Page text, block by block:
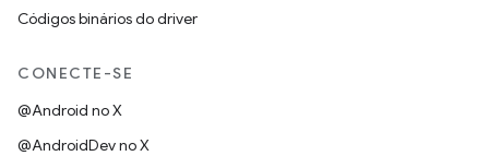
Códigos binários do driver
CONECTE-SE
@Android no X
@AndroidDev no X